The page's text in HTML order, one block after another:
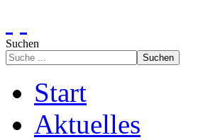
Suchen
Suchen
Start
Aktuelles